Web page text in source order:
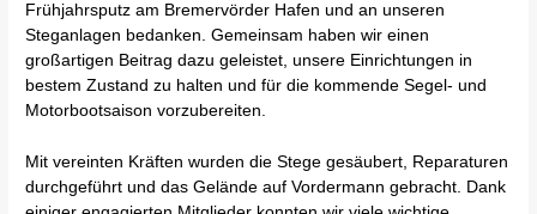
Frühjahrsputz am Bremervörder Hafen und an unseren
Steganlagen bedanken. Gemeinsam haben wir einen
großartigen Beitrag dazu geleistet, unsere Einrichtungen in
bestem Zustand zu halten und für die kommende Segel- und
Motorbootsaison vorzubereiten.
Mit vereinten Kräften wurden die Stege gesäubert, Reparaturen
durchgeführt und das Gelände auf Vordermann gebracht. Dank